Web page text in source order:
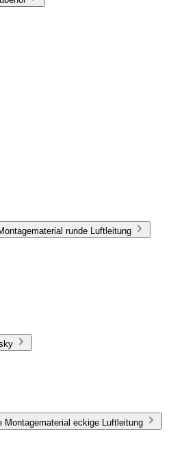
runde Luftleitung
Montagematerial eckige Luftleitung